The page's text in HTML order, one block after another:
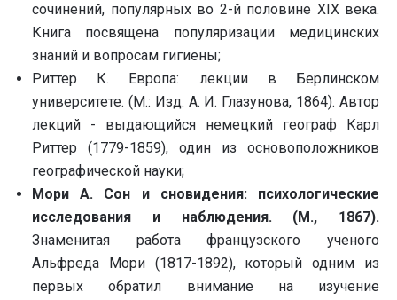
сочинений, популярных во 2-й половине XIX века.
Книга посвящена популяризации медицинских
знаний и вопросам гигиены;
Риттер К. Европа: лекции в Берлинском
университете. (М.: Изд. А. И. Глазунова, 1864). Автор
лекций - выдающийся немецкий географ Карл
Риттер (1779-1859), один из основоположников
географической науки;
Мори А. Сон и сновидения: психологические
исследования и наблюдения. (М., 1867).
Знаменитая работа французского ученого
Альфреда Мори (1817-1892), который одним из
первых обратил внимание на изучение